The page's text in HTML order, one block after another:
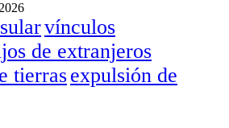
vínculos
de extranjeros
tierrasexpulsión de